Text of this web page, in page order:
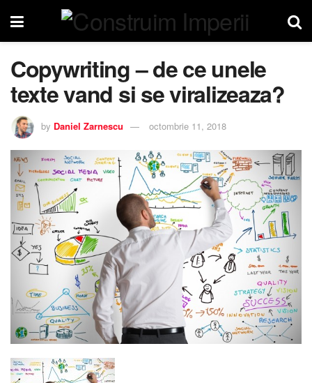
Copywriting – de ce unele
texte vand si se viralizeaza?
by Daniel Zarnescu octombrie 11, 2018